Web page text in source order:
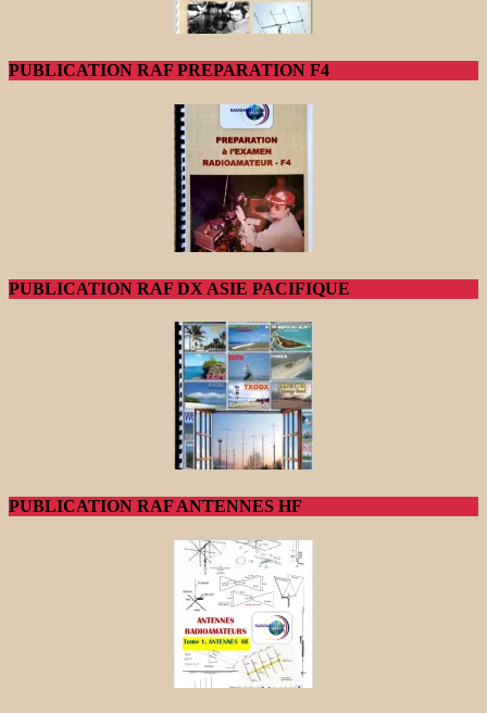
PUBLICATION RAF PREPARATION F4
PUBLICATION RAF DX ASIE PACIFIQUE
PUBLICATION RAF ANTENNES HF